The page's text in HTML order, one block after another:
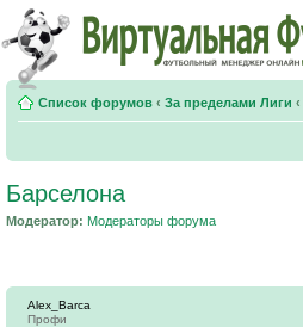
Список форумов ‹ За пределами Лиги ‹
Барселона
Модератор: Модераторы форума
Alex_Barca
Профи